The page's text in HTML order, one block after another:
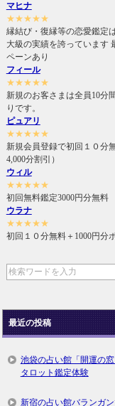
マヒナ
★★★★★
縁結び・復縁等の恋愛鑑定
大級の実績を誇っています
ペーンあり
フィール
★★★★★
新規のお客さまは全員10分
りです。
ピュアリ
★★★★★
新規会員登録で初回１０分
4,000分割引）
ウィル
★★★★★
初回無料鑑定3000円分無料
ウラナ
★★★★★
初回１０分無料＋1000円分
最近の投稿
池袋の占い館「開運の
タロット鑑定体験
新宿の占い館バランガ